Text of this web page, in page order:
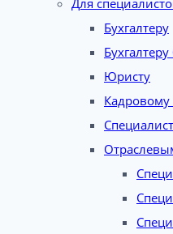
Для
Бухгалтеру
Юристу
Кадровому